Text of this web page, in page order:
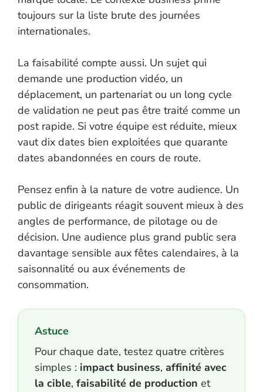
toujours sur la liste brute des journées
internationales.
La faisabilité compte aussi. Un sujet qui
demande une production vidéo, un
déplacement, un partenariat ou un long cycle
de validation ne peut pas être traité comme un
post rapide. Si votre équipe est réduite, mieux
vaut dix dates bien exploitées que quarante
dates abandonnées en cours de route.
Pensez enfin à la nature de votre audience. Un
public de dirigeants réagit souvent mieux à des
angles de performance, de pilotage ou de
décision. Une audience plus grand public sera
davantage sensible aux fêtes calendaires, à la
saisonnalité ou aux événements de
consommation.
Astuce
Pour chaque date, testez quatre critères
simples : impact business, affinité avec
la cible, faisabilité de production et